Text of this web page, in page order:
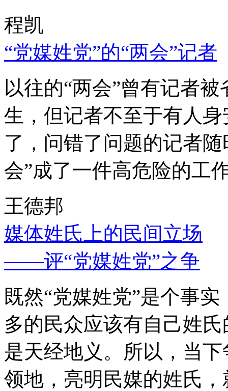
程凯
“党媒姓党”的“两会”记者
以往的“两会”曾有记者
生，但记者不至于有人
了，问错了问题的记者
会”成了一件高危险的工
王德邦
媒体姓氏上的民间立场
——评“党媒姓党”之争
既然“党媒姓党”是个事
多的民众应该有自己姓
是天经地义。所以，当
领地，亮明民媒的姓氏